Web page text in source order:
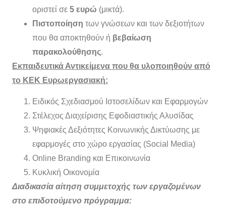
οριστεί σε 5 ευρώ (μικτά).
Πιστοποίηση των γνώσεων και των δεξιοτήτων
που θα αποκτηθούν ή βεβαίωση
παρακολούθησης.
Εκπαιδευτικά Αντικείμενα που θα υλοποιηθούν από
το ΚΕΚ Ευρωεργασιακή:
Ειδικός Σχεδιασμού Ιστοσελίδων και Εφαρμογών
Στέλεχος Διαχείρισης Εφοδιαστικής Αλυσίδας
Ψηφιακές Δεξιότητες Κοινωνικής Δικτύωσης με
εφαρμογές στο χώρο εργασίας (Social Media)
Online Branding και Επικοινωνία
Κυκλική Οικονομία
Διαδικασία αίτηση συμμετοχής των εργαζομένων
στο επιδοτούμενο πρόγραμμα: